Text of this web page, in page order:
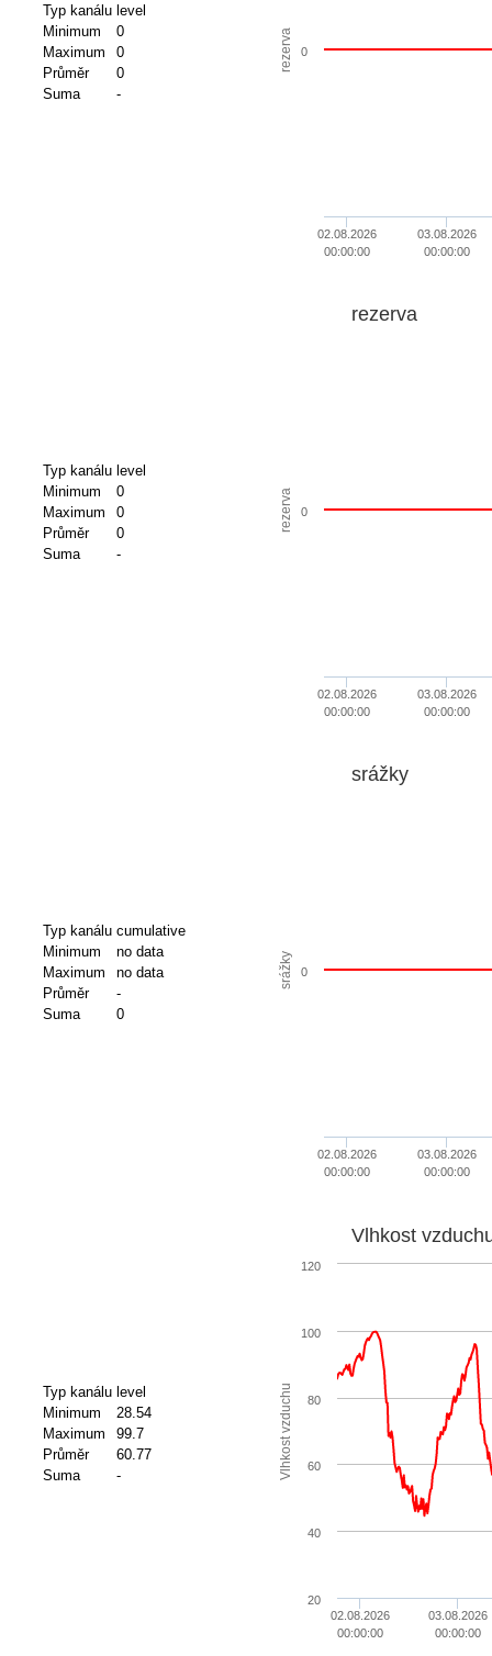
Typ kanálu level
Minimum
0
Maximum
0
Průměr
0
Suma
-
rezerva
02.08.2026
00:00:00
03.08.2026
00:00:00
0
Typ kanálu level
Minimum
0
Maximum
0
Průměr
0
Suma
-
rezerva
rezerva
02.08.2026
00:00:00
03.08.2026
00:00:00
0
Typ kanálu cumulative
Minimum
no data
Maximum
no data
Průměr
-
Suma
0
srážky
srážky
02.08.2026
00:00:00
03.08.2026
00:00:00
0
Typ kanálu level
Minimum
28.54
Maximum
99.7
Průměr
60.77
Suma
- Vlhkost vzduchu
Vlhkost
02.08.2026
00:00:00
03.08.2026
00:00:00
20
40
60
80
100
120